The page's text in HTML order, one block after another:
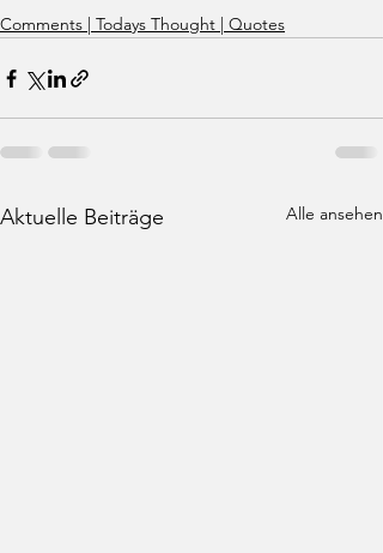
Comments | Todays Thought | Quotes
Aktuelle Beiträge Alle ansehen